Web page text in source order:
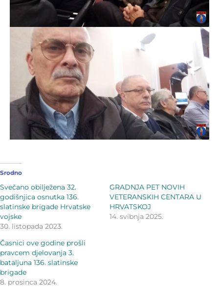
Srodno
Svečano obilježena 32.
godišnjica osnutka 136.
slatinske brigade Hrvatske
vojske
30. listopada 2023.
GRADNJA PET NOVIH
VETERANSKIH CENTARA U
HRVATSKOJ
14. svibnja 2025.
Časnici ove godine prošli
pravcem djelovanja 3.
bataljuna 136. slatinske
brigade
8. prosinca 2024.